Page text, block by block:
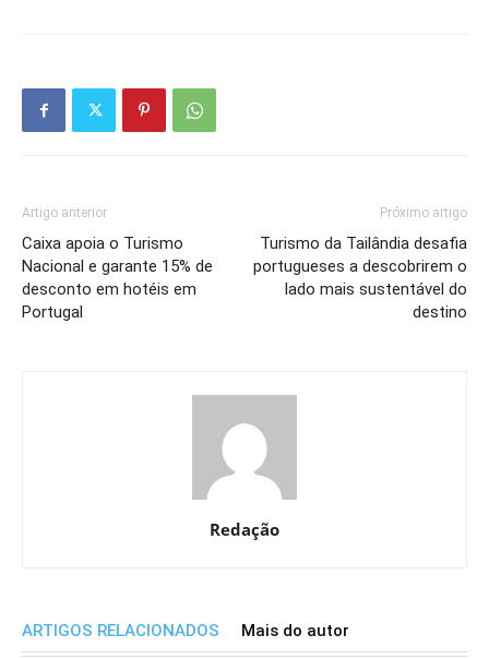
Artigo anterior
Caixa apoia o Turismo
Nacional e garante 15% de
desconto em hotéis em
Portugal
Próximo artigo
Turismo da Tailândia desafia
portugueses a descobrirem o
lado mais sustentável do
destino
Redação
ARTIGOS RELACIONADOS Mais do autor